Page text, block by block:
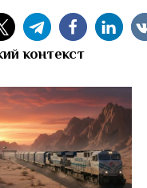
контекст